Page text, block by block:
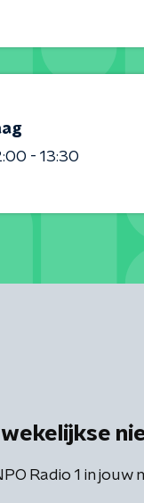
- 13:30
Radio 1 in jouw